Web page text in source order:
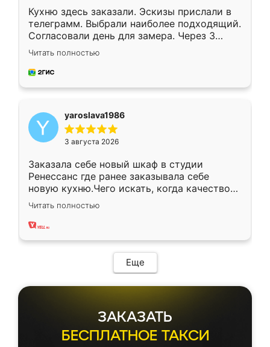
Кухню здесь заказали. Эскизы прислали в
телеграмм. Выбрали наиболее подходящий.
Согласовали день для замера. Через 3
недели кухня была уже готова. Остались
довольны работой. Спасибо Ренессанс
мебель за качественную работу!
Читать полностью
yaroslava1986
3 августа 2026
Заказала себе новый шкаф в студии
Ренессанс где ранее заказывала себе
новую кухню.Чего искать, когда качеством
вполне довольна. Служит кухня уже почти
два года, нареканий нет.
Читать полностью
Еще
ЗАКАЗАТЬ
БЕСПЛАТНОЕ ТАКСИ